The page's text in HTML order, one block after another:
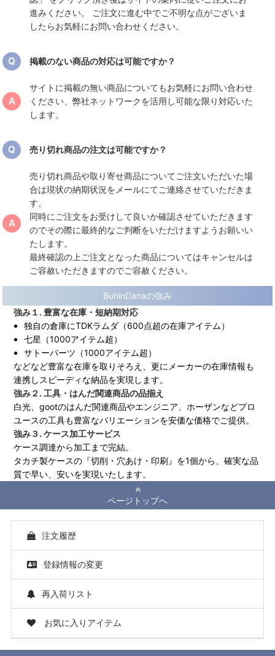
進みください。 ご注文に進む中でご不明な点がございま
したらお気軽にお問い合わせください。
掲載のない商品の対応は可能ですか？
サイトに掲載の無い商品についてもお気軽にお問い合わせ
ください、弊社ネットワークを活用し可能な限り対応いた
します。
売り切れ商品の注文は可能ですか？
売り切れ商品や取り寄せ商品についてご注文いただいた場
合は現状の納期状況をメールにてご連絡させていただきま
す。
同時にご注文をお受けして良いか確認させていただきます
のでその際に最終的なご判断をいただけますようお願いい
たします。
最終確認の上ご注文となった商品についてはキャンセルは
ご容赦いただきますのでご容赦ください。
BuhinDanaの強み
強み１. 豊富な在庫・短納期対応
独自の倉庫にTDKラムダ（600点超の在庫アイテム）
七星（1000アイテム超）
サトーパーツ（1000アイテム超）
などなど豊富な在庫を取りそろえ、更にメーカーの在庫情報も
連携しスピーディな納品を実現します。
強み２. 工具・はんだ関連商品の品揃え
白光、gootのはんだ関連商品やエンジニア、ホーザンなどプロ
ユースの工具も豊富なバリエーションを安価な価格でご提供。
強み３. ケース加工サービス
ケース調達から加工まで完結。
タカチ製ケースの『切削・穴あけ・印刷』を1個から、確実な品
質で早い、安いを実現いたします。
ページトップへ
注文履歴
登録情報の変更
再入荷リスト
お気に入りアイテム